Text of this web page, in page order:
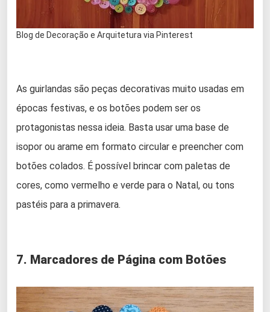
Blog de Decoração e Arquitetura via Pinterest
As guirlandas são peças decorativas muito usadas em
épocas festivas, e os botões podem ser os
protagonistas nessa ideia. Basta usar uma base de
isopor ou arame em formato circular e preencher com
botões colados. É possível brincar com paletas de
cores, como vermelho e verde para o Natal, ou tons
pastéis para a primavera.
7. Marcadores de Página com Botões